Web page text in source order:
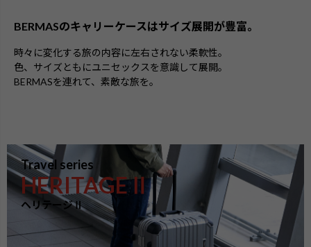
BERMASのキャリーケースはサイズ展開が豊富。
時々に変化する旅の内容に左右されない柔軟性。
色、サイズともにユニセックスを意識して展開。
BERMASを連れて、素敵な旅を。
Travel series
HERITAGEⅡ
ヘリテージⅡ